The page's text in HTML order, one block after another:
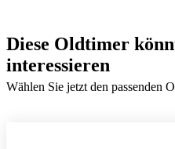
Diese Oldtimer
interessieren
Wählen Sie jetzt den passenden